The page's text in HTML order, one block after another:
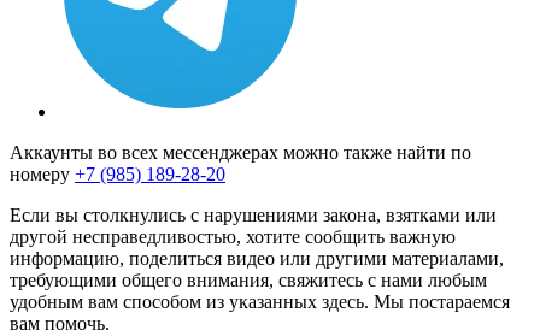
Аккаунты во всех мессенджерах можно также найти по
номеру +7 (985) 189-28-20
Если вы столкнулись с нарушениями закона, взятками или
другой несправедливостью, хотите сообщить важную
информацию, поделиться видео или другими материалами,
требующими общего внимания, свяжитесь с нами любым
удобным вам способом из указанных здесь. Мы постараемся
вам помочь.